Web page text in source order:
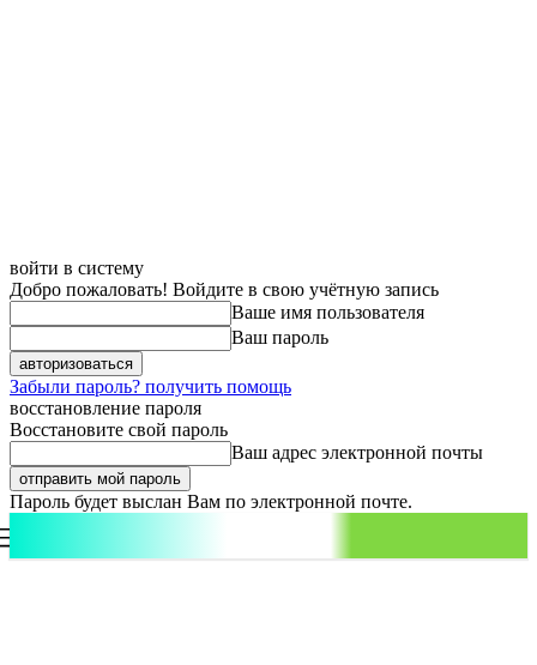
войти в систему
Добро пожаловать! Войдите в свою учётную запись
Ваше имя пользователя
Ваш пароль
Забыли пароль? получить помощь
восстановление пароля
Восстановите свой пароль
Ваш адрес электронной почты
Пароль будет выслан Вам по электронной почте.